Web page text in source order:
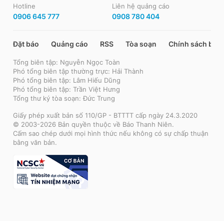
Hotline
0906 645 777
Liên hệ quảng cáo
0908 780 404
Đặt báo Quảng cáo RSS Tòa soạn Chính sách bảo
Tổng biên tập: Nguyễn Ngọc Toàn
Phó tổng biên tập thường trực: Hải Thành
Phó tổng biên tập: Lâm Hiếu Dũng
Phó tổng biên tập: Trần Việt Hưng
Tổng thư ký tòa soạn: Đức Trung
Giấy phép xuất bản số 110/GP - BTTTT cấp ngày 24.3.2020
© 2003-2026 Bản quyền thuộc về Báo Thanh Niên.
Cấm sao chép dưới mọi hình thức nếu không có sự chấp thuận
bằng văn bản.